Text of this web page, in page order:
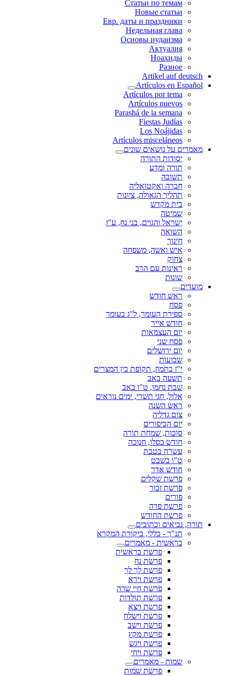
Статьи по темам
Новые статьи
Евр. даты и праздники
Недельная глава
Основы иудаизма
Актуалия
Ноахиды
Разное
Artikel auf deutsch
Artículos en Español
Artículos por tema
Artículos nuevos
Parashá de la semana
Fiestas Judías
Los Noájidas
Artículos misceláneos
מאמרים על נושאים שונים
יסודות התורה
תורה ומדע
תשובה
חברה ואקטואליה
תהליך הגאולה, ציונות
בית מקדש
שמיטה
ישראל והגוים, בני נח, ע"ז
השואה
חינוך
איש ואשה, משפחה
צחוק
ראינות עם הרב
שונות
מועדים
ראש חודש
פסח
ספירת העומר, ל"ג בעומר
חודש אייר
יום העצמאות
פסח שני
יום ירושלים
שבועות
י"ז בתמוז, תקופת בין המצרים
תשעה באב
שבת נחמו, ט"ו באב
אלול, חגי תשרי, ימים נוראים
ראש השנה
צום גדליה
יום הכיפורים
סוכות, שמחת תורה
חודש כסלו, חנוכה
עשרה בטבת
ט"ו בשבט
חודש אדר
פרשת שקלים
פרשת זכור
פורים
פרשת פרה
פרשת החודש
תורה, נביאים וכתובים
תנ"ך - כללי, ביקורת המקרא
בראשית - מאמרים
פרשת בראשית
פרשת נח
פרשת לך לך
פרשת וירא
פרשת חיי שרה
פרשת תולדות
פרשת ויצא
פרשת וישלח
פרשת וישב
פרשת מקץ
פרשת ויגש
פרשת ויחי
שמות - מאמרים
פרשת שמות